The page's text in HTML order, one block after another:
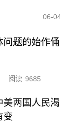
06-04
问题的始作俑
阅读 9685
美两国人民渴
变